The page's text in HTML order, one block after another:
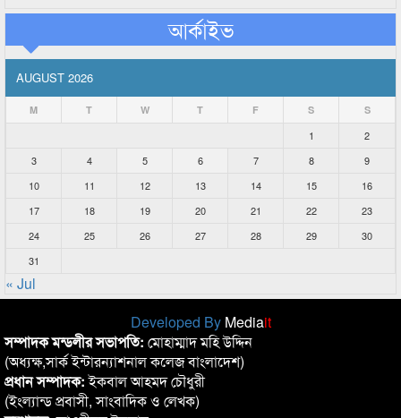
আর্কাইভ
AUGUST 2026
M T W T F S S
1
2
3
4 5 6 7 8
9
10
11 12 13 14 15
16
17
18 19 20 21 22
23
24
25 26 27 28 29
30
31
« Jul
Developed By Mediait
সম্পাদক মন্ডলীর সভাপতি: মোহাম্মাদ মহি উদ্দিন
(অধ্যক্ষ,সার্ক ইন্টারন্যাশনাল কলেজ বাংলাদেশ)
প্রধান সম্পাদক:ইকবাল আহমদ চৌধুরী
(ইংল্যান্ড প্রবাসী, সাংবাদিক ও লেখক)